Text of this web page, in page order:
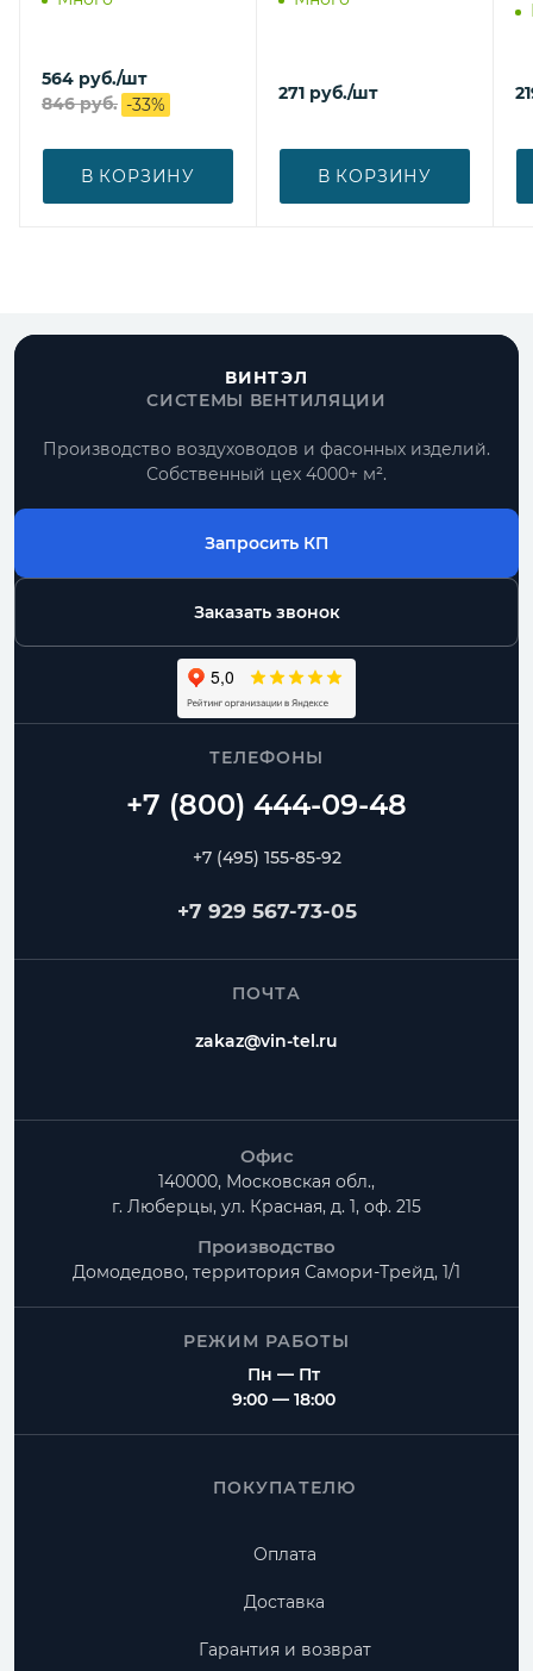
564 руб./шт
846руб. -33%
В КОРЗИНУ
271 руб./шт
В КОРЗИНУ
ВИНТЭЛ
СИСТЕМЫ ВЕНТИЛЯЦИИ
Производство воздуховодов и фасонных изделий.
Собственный цех 4000+ м².
Запросить КП
Заказать звонок
ТЕЛЕФОНЫ
+7 (495) 155-85-92
+7 929 567-73-05
ПОЧТА
zakaz@vin-tel.ru
Офис
140000, Московская обл.,
г. Люберцы, ул. Красная, д. 1, оф. 215
Производство
Домодедово, территория Самори-Трейд, 1/1
РЕЖИМ РАБОТЫ
Пн — Пт
9:00 — 18:00
ПОКУПАТЕЛЮ
Оплата
Доставка
Гарантия и возврат